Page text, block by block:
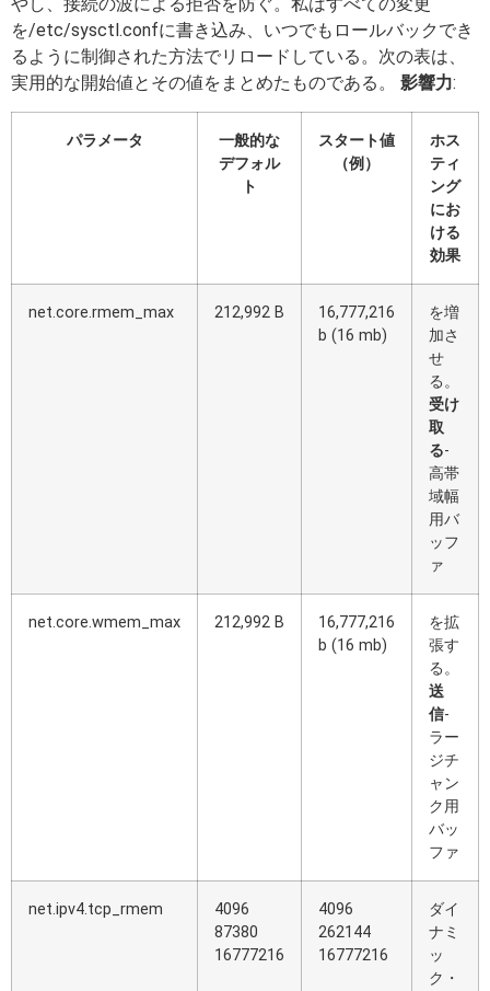
を/etc/sysctl.confに書き込み、いつでもロールバックでき
るように制御された方法でリロードしている。次の表は、
実用的な開始値とその値をまとめたものである。 影響力:
パラメータ
一般的な
デフォル
ト
スタート値
（例）
ホス
ティ
ング
にお
ける
効果
net.core.rmem_max 212,992 B
16,777,216
b (16 mb)
を増
加さ
せ
る。
受け
取
る-
高帯
域幅
用バ
ッフ
ァ
net.core.wmem_max 212,992 B
16,777,216
b (16 mb)
を拡
張す
る。
送
信-
ラー
ジチ
ャン
ク用
バッ
ファ
net.ipv4.tcp_rmem
4096
87380
16777216
4096
262144
16777216
ダイ
ナミ
ッ
ク・